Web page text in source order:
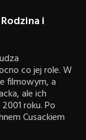
i
co jej role. W
filmowym, a
ale ich
roku. Po
Cusackiem